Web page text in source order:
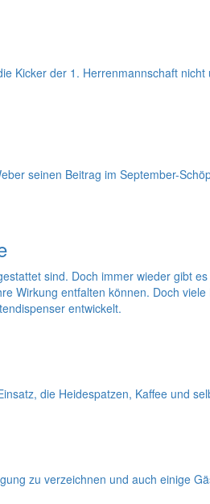
Kicker der 1. Herrenmannschaft
seinen Beitrag im September-
sind. Doch immer wieder gibt
Wirkung entfalten können. Doch
entwickelt.
die Heidespatzen, Kaffee und
zu verzeichnen und auch einige